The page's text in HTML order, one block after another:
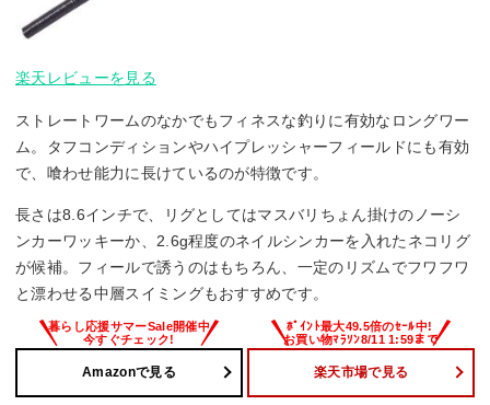
楽天レビューを見る
ストレートワームのなかでもフィネスな釣りに有効なロングワー
ム。タフコンディションやハイプレッシャーフィールドにも有効
で、喰わせ能力に長けているのが特徴です。
長さは8.6インチで、リグとしてはマスバリちょん掛けのノーシ
ンカーワッキーか、2.6g程度のネイルシンカーを入れたネコリグ
が候補。フィールで誘うのはもちろん、一定のリズムでフワフワ
と漂わせる中層スイミングもおすすめです。
Amazonで見る 楽天市場で見る